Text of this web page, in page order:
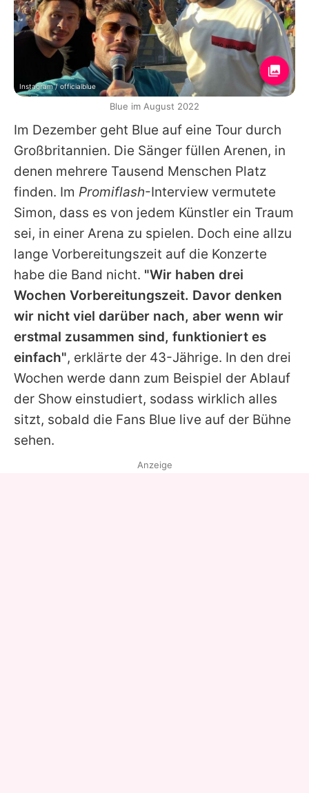
Im Dezember geht Blue auf eine Tour durch
Großbritannien. Die Sänger füllen Arenen, in
denen mehrere Tausend Menschen Platz
finden. Im Promiflash-Interview vermutete
Simon, dass es von jedem Künstler ein Traum
sei, in einer Arena zu spielen. Doch eine allzu
lange Vorbereitungszeit auf die Konzerte
habe die Band nicht. "Wir haben drei
Wochen Vorbereitungszeit. Davor denken
wir nicht viel darüber nach, aber wenn wir
erstmal zusammen sind, funktioniert es
einfach", erklärte der 43-Jährige. In den drei
Wochen werde dann zum Beispiel der Ablauf
der Show einstudiert, sodass wirklich alles
sitzt, sobald die Fans Blue live auf der Bühne
sehen.
Instagram / officialblue
Blue im August 2022
Anzeige